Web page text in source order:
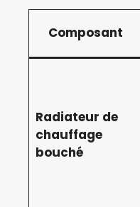
Composant
Radiateur de
chauffage
bouché